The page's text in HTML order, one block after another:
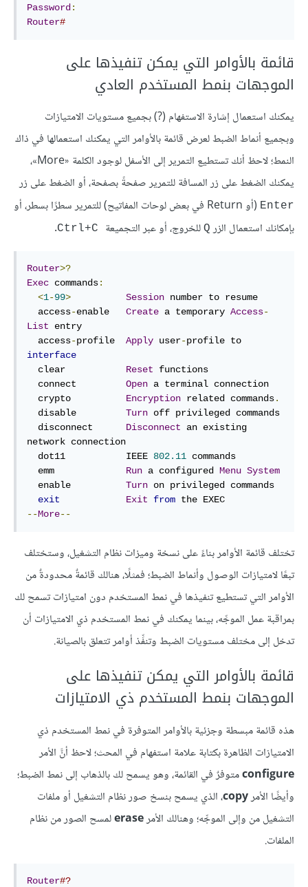
Password:
Router#
قائمة بالأوامر التي يمكن تنفيذها على
الموجهات بنمط المستخدم العادي
يمكنك استعمال إشارة الاستفهام (?) بجميع مستويات الامتيازات
وبجميع أنماط الضبط لعرض قائمة بالأوامر التي يمكنك استعمالها في ذاك
النمط؛ لاحظ أنك تستطيع التمرير إلى الأسفل لوجود الكلمة «More»،
يمكنك الضغط على زر المسافة للتمرير صفحةً بصفحة، أو الضغط على زر
Enter
(أو Return في بعض لوحات المفاتيح) للتمرير سطرًا بسطر، أو
بإمكانك استعمال الزر Q للخروج، أو عبر التجميعة .
Router>?
Exec commands:
<1-99> Session number to resume
  access
-enable Create a temporary Access-
List entry
  access
-profile Apply user-
interface
  clear
Reset functions
  connect
Open a terminal connection
  crypto
Encryption related commands.
  disable
Turn off privileged commands
  disconnect
Disconnect an existing
network connection
  dot11           IEEE
802.11 commands
  emm
Run a configured Menu System
  enable
Turn on privileged commands
exit
Exit from
--More--
تختلف قائمة الأوامر بناءً على نسخة وميزات نظام التشغيل، وستختلف
تبعًا لامتيازات الوصول وأنماط الضبط؛ فمثلًا، هنالك قائمةٌ محدودةٌ من
الأوامر التي تستطيع تنفيذها في نمط المستخدم دون امتيازات تسمح لك
بمراقبة عمل الموجِّه، بينما يمكنك في نمط المستخدم ذي الامتيازات أن
تدخل إلى مختلف مستويات الضبط وتنفِّذ أوامر تتعلق بالصيانة.
قائمة بالأوامر التي يمكن تنفيذها على
الموجهات بنمط المستخدم ذي الامتيازات
هذه قائمة مبسطة وجزئية بالأوامر المتوفرة في نمط المستخدم ذي
الامتيازات الظاهرة بكتابة علامة استفهام في المحث؛ لاحظ أنَّ الأمر
configureمتوفرٌ في القائمة، وهو يسمح لك بالذهاب إلى نمط الضبط؛
وأيضًا الأمرcopy، الذي يسمح بنسخ صور نظام التشغيل أو ملفات
التشغيل من وإلى الموجِّه؛ وهنالك الأمرeraseلمسح الصور من نظام
الملفات.
Router#?